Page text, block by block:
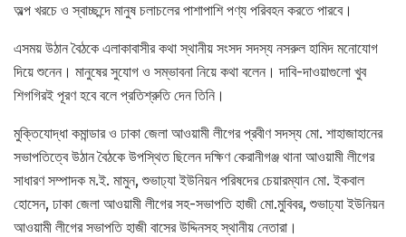
অল্প খরচে ও স্বাচ্ছন্দে মানুষ চলাচলের পাশাপাশি পণ্য পরিবহন করতে পারবে।
এসময় উঠান বৈঠকে এলাকাবাসীর কথা স্থানীয় সংসদ সদস্য নসরুল হামিদ মনোযোগ
দিয়ে শুনেন। মানুষের সুযোগ ও সম্ভাবনা নিয়ে কথা বলেন। দাবি-দাওয়াগুলো খুব
শিগগিরই পূরণ হবে বলে প্রতিশ্রুতি দেন তিনি।
মুক্তিযোদ্ধা কমান্ডার ও ঢাকা জেলা আওয়ামী লীগের প্রবীণ সদস্য মো. শাহাজাহানের
সভাপতিত্বে উঠান বৈঠকে উপস্থিত ছিলেন দক্ষিণ কেরানীগঞ্জ থানা আওয়ামী লীগের
সাধারণ সম্পাদক ম.ই. মামুন, শুভাঢ্যা ইউনিয়ন পরিষদের চেয়ারম্যান মো. ইকবাল
হোসেন, ঢাকা জেলা আওয়ামী লীগের সহ-সভাপতি হাজী মো.মুবিবর, শুভাঢ্যা ইউনিয়ন
আওয়ামী লীগের সভাপতি হাজী বাসের উদ্দিনসহ স্থানীয় নেতারা।